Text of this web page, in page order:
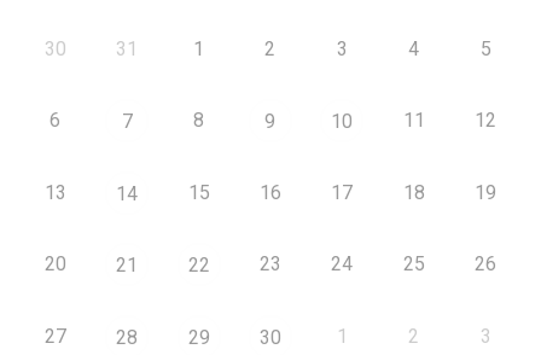
30 31 1 2 3 4 5
6 7 8 9 10 11 12
13 14 15 16 17 18 19
20 21 22 23 24 25 26
27 28 29 30 1 2 3